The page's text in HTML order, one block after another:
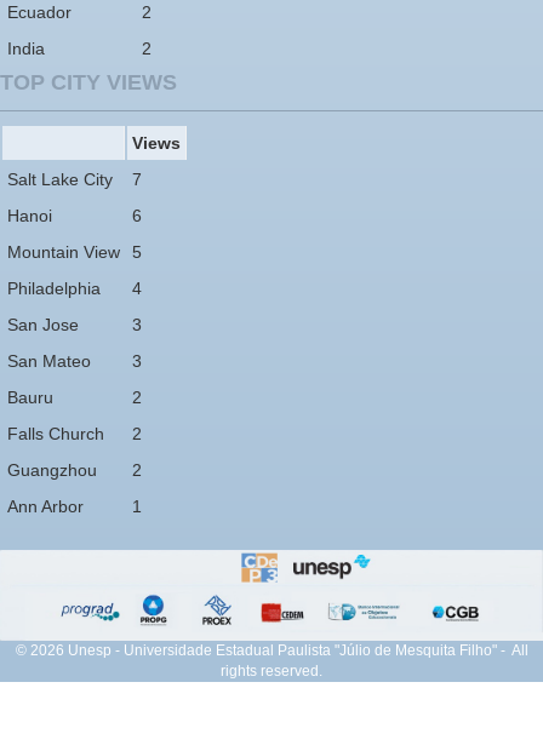
Ecuador
2
India
2
TOP CITY VIEWS
Views
Salt Lake City
7
Hanoi
6
Mountain View
5
Philadelphia
4
San Jose
3
San Mateo
3
Bauru
2
Falls Church
2
Guangzhou
2
Ann Arbor
1
© 2026 Unesp - Universidade Estadual Paulista "Júlio de Mesquita Filho" - All
rights reserved.